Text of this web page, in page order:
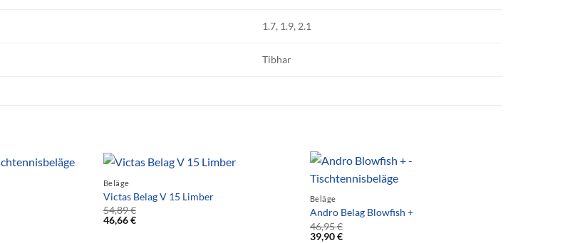
1.7, 1.9, 2.1
Tibhar
Beläge
Victas Belag V 15 Limber
54,89€
46,66€
Beläge
Andro Belag Blowfish +
46,95€
39,90€